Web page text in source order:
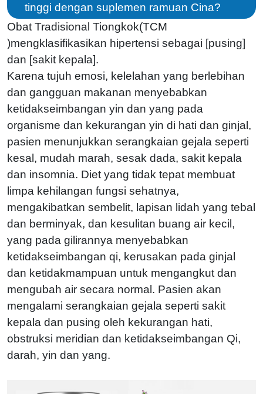
tinggi dengan suplemen ramuan Cina?
Obat Tradisional Tiongkok(TCM
)mengklasifikasikan hipertensi sebagai [pusing]
dan [sakit kepala].
Karena tujuh emosi, kelelahan yang berlebihan
dan gangguan makanan menyebabkan
ketidakseimbangan yin dan yang pada
organisme dan kekurangan yin di hati dan ginjal,
pasien menunjukkan serangkaian gejala seperti
kesal, mudah marah, sesak dada, sakit kepala
dan insomnia. Diet yang tidak tepat membuat
limpa kehilangan fungsi sehatnya,
mengakibatkan sembelit, lapisan lidah yang tebal
dan berminyak, dan kesulitan buang air kecil,
yang pada gilirannya menyebabkan
ketidakseimbangan qi, kerusakan pada ginjal
dan ketidakmampuan untuk mengangkut dan
mengubah air secara normal. Pasien akan
mengalami serangkaian gejala seperti sakit
kepala dan pusing oleh kekurangan hati,
obstruksi meridian dan ketidakseimbangan Qi,
darah, yin dan yang.